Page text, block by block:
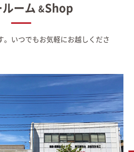
ルーム &Shop
。いつでもお気軽にお越しくださ